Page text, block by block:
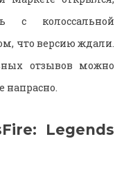
с колоссальной
что версию ждали.
отзывов можно
напрасно.
Legends